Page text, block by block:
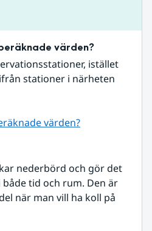
värden?
istället
stationer i närheten
värden?
nederbörd och gör det
tid och rum. Den är
när man vill ha koll på